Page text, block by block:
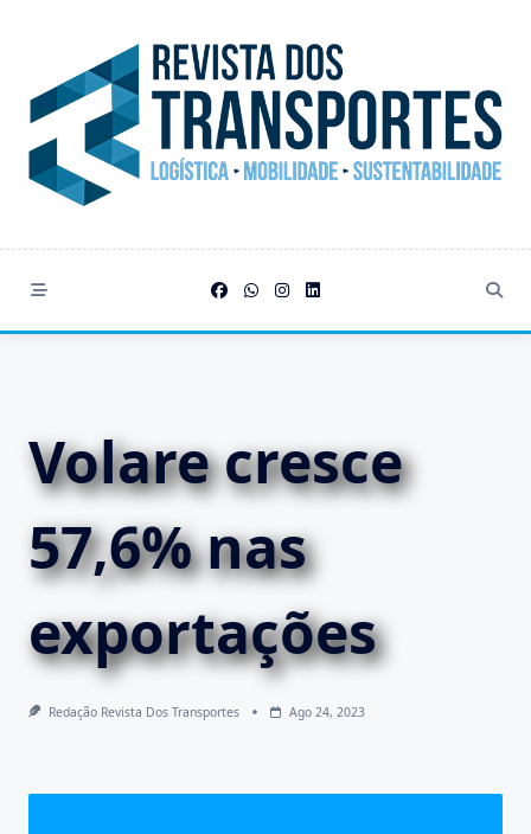
Volare cresce
57,6% nas
exportações
Redação Revista Dos Transportes Ago 24, 2023